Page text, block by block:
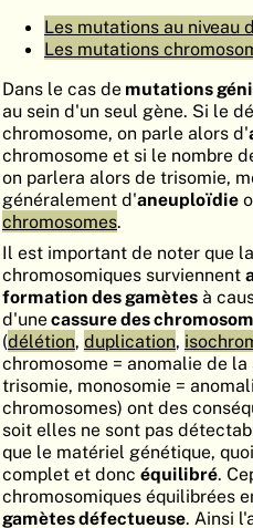
Les mutations au niveau
Les mutations
Dans le cas de mutations
au sein d'un seul gène. Si le
chromosome, on parle alors d'
chromosome et si le nombre
on parlera alors de trisomie,
généralement d'aneuploïdie
chromosomes.
Il est important de noter que
chromosomiques surviennent
formation des gamètes à
d'unecassure des
(délétion, duplication,
chromosome = anomalie de
trisomie, monosomie =
chromosomes) ont des
soit elles ne sont pas
que le matériel génétique,
complet et donc équilibré.
chromosomiques équilibrées
gamètes défectueuse. Ainsi